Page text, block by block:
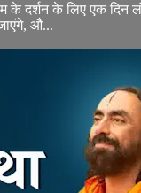
के दर्शन के लिए एक
औ...